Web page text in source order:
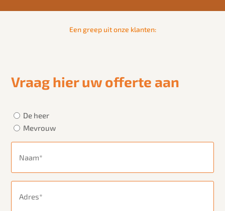
Een greep uit onze klanten:
Vraag hier uw offerte aan
Aanhef(Vereist)
De heer
Mevrouw